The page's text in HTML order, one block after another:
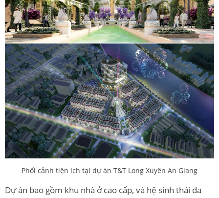
Phối cảnh tiện ích tại dự án T&T Long Xuyên An Giang
Dự án bao gồm khu nhà ở cao cấp, và hệ sinh thái đa